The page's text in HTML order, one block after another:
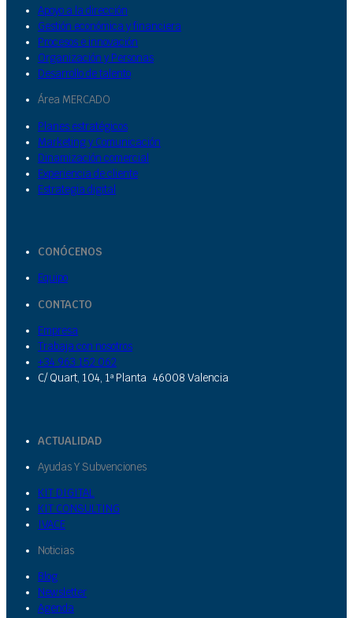
Apoyo a la dirección
Gestión económica y financiera
Procesos e innovación
Organización y Personas
Desarrollo de talento
Área MERCADO
Planes estratégicos
Marketing y Comunicación
Dinamización comercial
Experiencia de cliente
Estrategia digital
CONÓCENOS
Equipo
CONTACTO
Empresa
Trabaja con nosotros
+34 963 152 062
C/ Quart, 104, 1ª Planta 46008 Valencia
ACTUALIDAD
Ayudas Y Subvenciones
KIT DIGITAL
KIT CONSULTING
IVACE
Noticias
Blog
Newsletter
Agenda